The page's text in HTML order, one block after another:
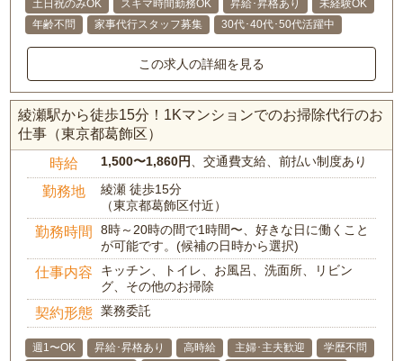
土日祝のみOK スキマ時間勤務OK 昇給･昇格あり
未経験OK
年齢不問
家事代行スタッフ募集 30代･40代･50代活躍中
この求人の詳細を見る
綾瀬駅から徒歩15分！1Kマンションでのお掃除代行のお
仕事（東京都葛飾区）
時給 1,500〜1,860円、交通費支給、前払い制度あり
勤務地
綾瀬 徒歩15分
（東京都葛飾区付近）
勤務時間
8時～20時の間で1時間〜、好きな日に働くこと
が可能です。(候補の日時から選択)
仕事内容
キッチン、トイレ、お風呂、洗面所、リビン
グ、その他のお掃除
契約形態 業務委託
週1〜OK 昇給･昇格あり 高時給 主婦･主夫歓迎
学歴不問